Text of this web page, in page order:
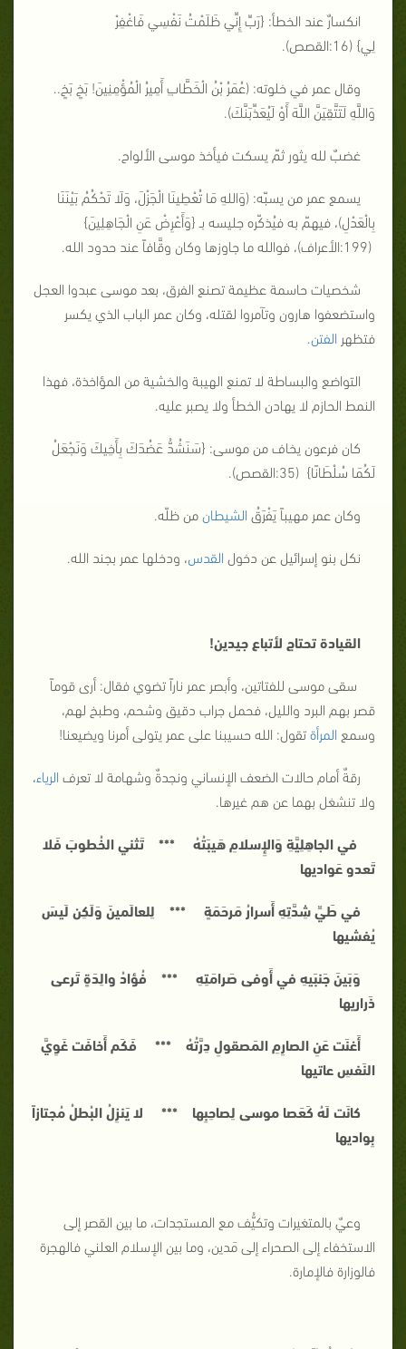
انكسارٌ عند الخطأ: {رَبِّ إِنِّي ظَلَمْتُ نَفْسِي فَاغْفِرْ
لِي} (16:القصص).
وقال عمر في خلوته: (عُمَرُ بْنُ الْخَطَّابِ أَمِيرُ الْمُؤْمِنِينَ! بَخٍ بَخٍ..
وَاللَّهِ لَتَتَّقِيَنَّ اللَّهَ أَوْ لَيُعَذِّبَنَّكَ).
غضبٌ لله يثور ثمّ يسكت فيأخذ موسى الألواح.
يسمع عمر من يسبّه: (وَاللهِ مَا تُعْطِينَا الْجَزْلَ، وَلَا تَحْكُمُ بَيْنَنَا
بِالْعَدْلِ)، فيهمّ به فيُذكّره جليسه بـ {وَأَعْرِضْ عَنِ الْجَاهِلِينَ}
(199:الأعراف)، فوالله ما جاوزها وكان وقَّافاً عند حدود الله.
شخصيات حاسمة عظيمة تصنع الفرق، بعد موسى عبدوا العجل
واستضعفوا هارون وتآمروا لقتله، وكان عمر الباب الذي يكسر
فتظهر الفتن.
التواضع والبساطة لا تمنع الهيبة والخشية من المؤاخذة، فهذا
النمط الحازم لا يهادن الخطأ ولا يصبر عليه.
كان فرعون يخاف من موسى: {سَنَشُدُّ عَضُدَكَ بِأَخِيكَ وَنَجْعَلُ
لَكُمَا سُلْطَانًا} (35:القصص).
وكان عمر مهيباً يَفْرَقُ الشيطان من ظلّه.
نكل بنو إسرائيل عن دخول القدس، ودخلها عمر بجند الله.
القيادة تحتاج لأتباع جيدين!
سقى موسى للفتاتين، وأبصر عمر ناراً تضوي فقال: أرى قوماً
قصر بهم البرد والليل، فحمل جراب دقيق وشحم، وطبخ لهم،
وسمع المرأةتقول: الله حسيبنا على عمر يتولى أمرنا ويضيعنا!
رقةٌ أمام حالات الضعف الإنساني ونجدةٌ وشهامة لا تعرف الرياء،
ولا تنشغل بهما عن هم غيرها.
في الجاهِلِيَّةِ وَالإِسلامِ هَيبَتُهُ *** تَثني الخُطوبَ فَلا
تَعدو عَواديها
في طَيِّ شِدَّتِهِ أَسرارُ مَرحَمَةٍ *** لِلعالَمينَ وَلَكِن لَيسَ
يُفشيها
وَبَينَ جَنبَيهِ في أَوفى صَرامَتِهِ *** فُؤادُ والِدَةٍ تَرعى
ذَراريها
أَغنَت عَنِ الصارِمِ المَصقولِ دِرَّتُهُ *** فَكَم أَخافَت غَوِيَّ
النَفسِ عاتيها
كانَت لَهُ كَعَصا موسى لِصاحِبِها *** لا يَنزِلُ البُطلُ مُجتازاً
بِواديها
وعيٌ بالمتغيرات وتكيُّف مع المستجدات، ما بين القصر إلى
الاستخفاء إلى الصحراء إلى مَدين، وما بين الإسلام العلني فالهجرة
فالوزارة فالإمارة.